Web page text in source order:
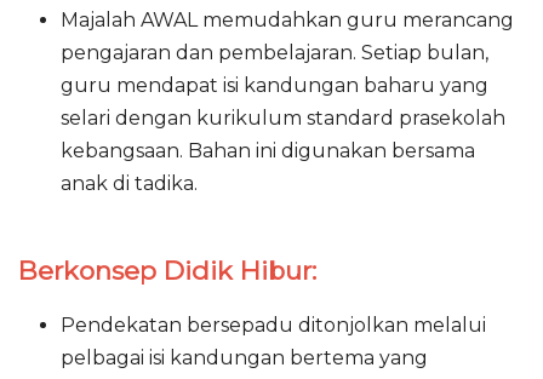
Majalah AWAL memudahkan guru merancang
pengajaran dan pembelajaran. Setiap bulan,
guru mendapat isi kandungan baharu yang
selari dengan kurikulum standard prasekolah
kebangsaan. Bahan ini digunakan bersama
anak di tadika.
Berkonsep Didik Hibur:
Pendekatan bersepadu ditonjolkan melalui
pelbagai isi kandungan bertema yang